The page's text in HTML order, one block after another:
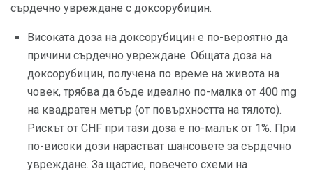
сърдечно увреждане с доксорубицин.
Високата доза на доксорубицин е по-вероятно да
причини сърдечно увреждане. Общата доза на
доксорубицин, получена по време на живота на
човек, трябва да бъде идеално по-малка от 400 mg
на квадратен метър (от повърхността на тялото).
Рискът от CHF при тази доза е по-малък от 1%. При
по-високи дози нарастват шансовете за сърдечно
увреждане. За щастие, повечето схеми на